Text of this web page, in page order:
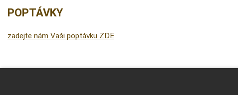
POPTÁVKY
zadejte nám Vaši poptávku ZDE